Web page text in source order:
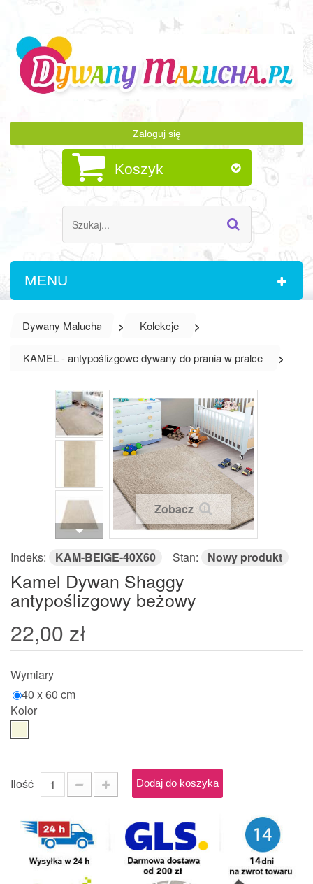
Zaloguj się
Koszyk
MENU
Dywany Malucha > Kolekcje >
KAMEL - antypoślizgowe dywany do prania w pralce >
Zobacz
Indeks: KAM-BEIGE-40X60 Stan: Nowy produkt
Kamel Dywan Shaggy
antypoślizgowy beżowy
22,00 zł
Wymiary
40 x 60 cm
Kolor
Ilość Dodaj do koszyka